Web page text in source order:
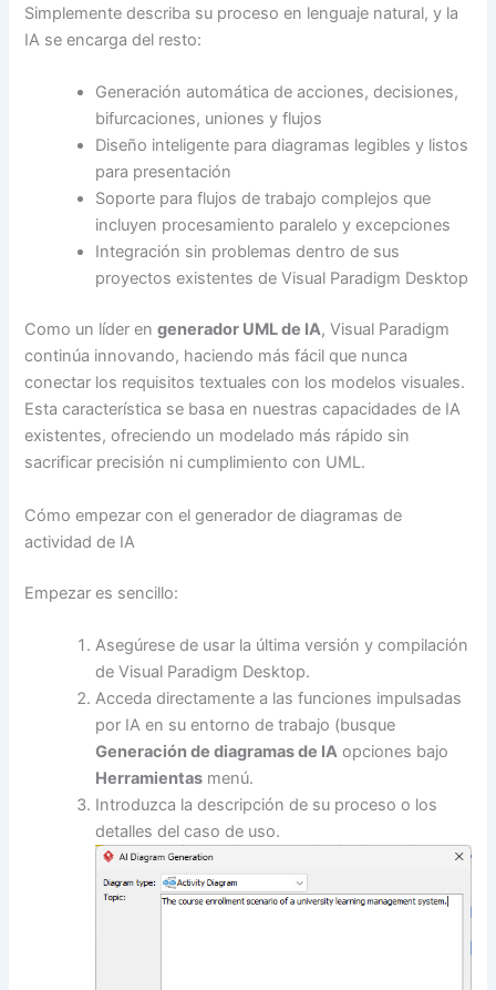
Simplemente describa su proceso en lenguaje natural, y la
IA se encarga del resto:
Generación automática de acciones, decisiones,
bifurcaciones, uniones y flujos
Diseño inteligente para diagramas legibles y listos
para presentación
Soporte para flujos de trabajo complejos que
incluyen procesamiento paralelo y excepciones
Integración sin problemas dentro de sus
proyectos existentes de Visual Paradigm Desktop
Como un líder engenerador UML de IA, Visual Paradigm
continúa innovando, haciendo más fácil que nunca
conectar los requisitos textuales con los modelos visuales.
Esta característica se basa en nuestras capacidades de IA
existentes, ofreciendo un modelado más rápido sin
sacrificar precisión ni cumplimiento con UML.
Cómo empezar con el generador de diagramas de
actividad de IA
Empezar es sencillo:
Asegúrese de usar la última versión y compilación
de Visual Paradigm Desktop.
Acceda directamente a las funciones impulsadas
por IA en su entorno de trabajo (busque
Generación de diagramas de IA opciones bajo
Herramientas menú.
Introduzca la descripción de su proceso o los
detalles del caso de uso.